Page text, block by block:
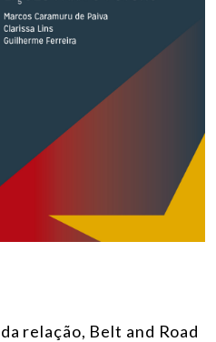
relação, Belt and Road